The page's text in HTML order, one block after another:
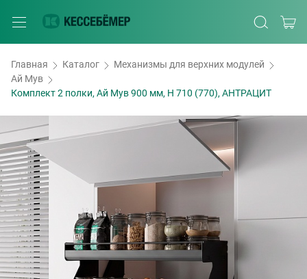
Главная Каталог
Механизмы для верхних модулей
Ай Мув
Комплект 2 полки, Ай Мув 900 мм, H 710 (770), АНТРАЦИТ